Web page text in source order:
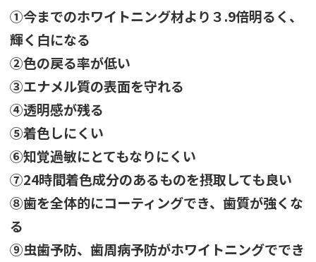
①今までのホワイトニング材より３.9倍明るく、
輝く白になる
②色の戻る率が低い
③エナメル質の表面を守れる
④透明感が残る
⑤着色しにくい
⑥知覚過敏にとてもなりにくい
⑦24時間着色成分のあるものを摂取しても良い
⑧歯を全体的にコーティングでき、歯質が強くな
る
⑨虫歯予防、歯周病予防がホワイトニングででき